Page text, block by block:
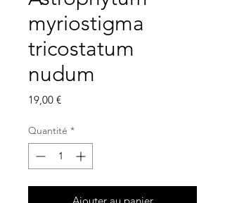
myriostigma
tricostatum
nudum
19,00 €Prix
Quantité *